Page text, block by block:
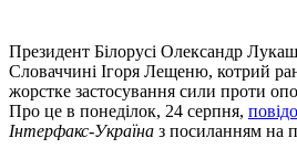
Президент Білорусі Олександр
Словаччині Ігоря Лещеню, котрий
жорстке застосування сили проти
Про це в понеділок, 24 серпня,
Інтерфакс-Україна з посиланням на